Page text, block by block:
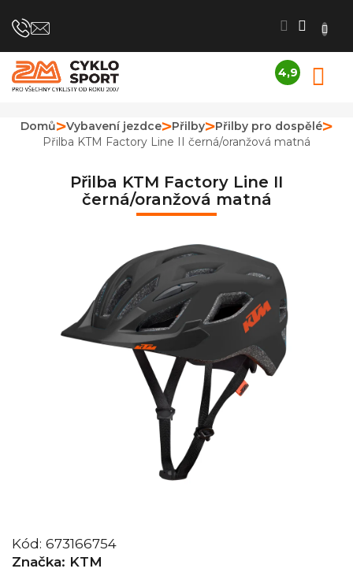
na
4,9
obchodu
je
4,9
hvězdiček.
Domů Vybavení jezdce Přilby
Přilby pro dospělé
Přilba KTM Factory Line II černá/oranžová matná
Přilba KTM Factory Line II
černá/oranžová matná
Kód: 673166754
Značka: KTM